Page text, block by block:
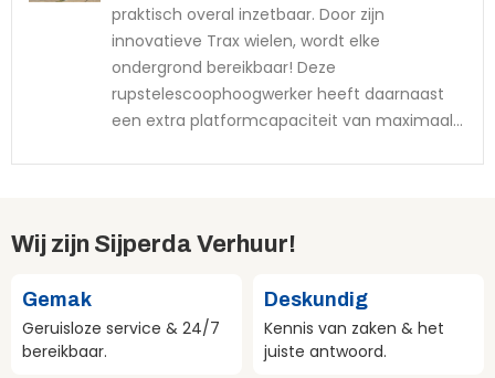
praktisch overal inzetbaar. Door zijn
innovatieve Trax wielen, wordt elke
ondergrond bereikbaar! Deze
rupstelescoophoogwerker heeft daarnaast
een extra platformcapaciteit van maximaal...
Wij zijn Sijperda Verhuur!
Gemak
Geruisloze service & 24/7
bereikbaar.
Deskundig
Kennis van zaken & het
juiste antwoord.